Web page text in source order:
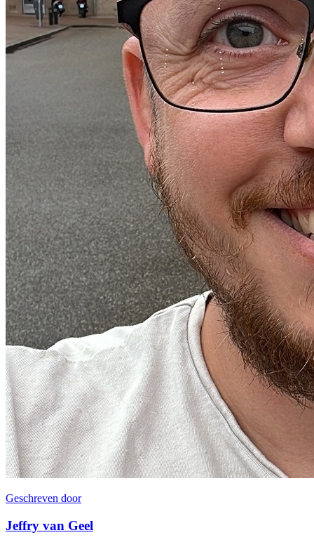
Geschreven door
Jeffry van Geel